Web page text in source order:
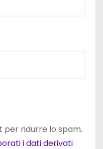
per ridurre lo spam.
i dati derivati